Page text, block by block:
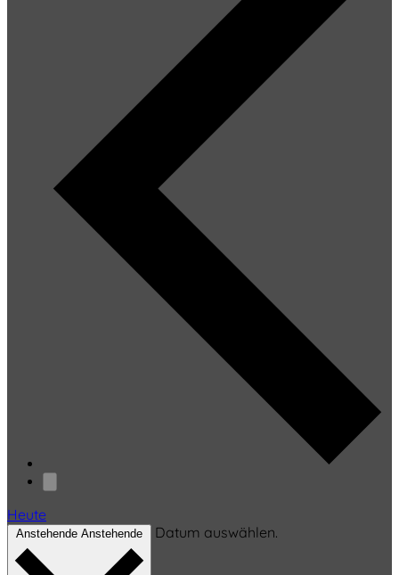
Heute
Anstehende Anstehende Datum auswählen.